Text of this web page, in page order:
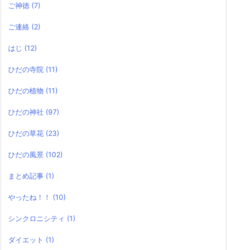
ご神徳 (7)
ご連絡 (2)
はじ (12)
ひだの寺院 (11)
ひだの植物 (11)
ひだの神社 (97)
ひだの草花 (23)
ひだの風景 (102)
まとめ記事 (1)
やったね！！ (10)
シンクロニシティ (1)
ダイエット (1)